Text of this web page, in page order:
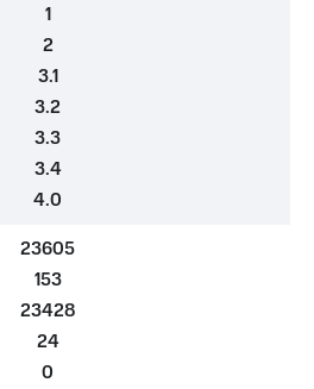
1
2
3.1
3.2
3.3
3.4
4.0
23605
153
23428
24
0